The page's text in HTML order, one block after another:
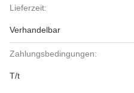
Lieferzeit:
Verhandelbar
Zahlungsbedingungen:
T/t